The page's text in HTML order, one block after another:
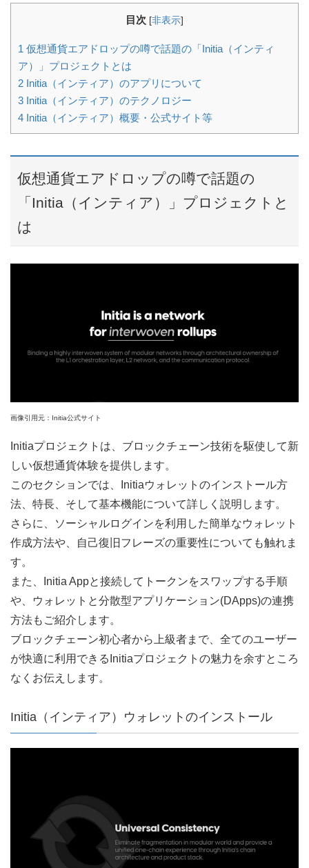
目次 [非表示]
1 仮想通貨エアドロップの噂で話題の「Initia（インティ
ア）」プロジェクトとは
2 Initia（インティア）のアプリについて
3 Initia（インティア）のテクノロジー
4 Initia（インティア）概要・公式サイト等
仮想通貨エアドロップの噂で話題の
「Initia（インティア）」プロジェクトと
は
画像引用元：Initia公式サイト
Initiaプロジェクトは、ブロックチェーン技術を駆使して新
しい仮想通貨体験を提供します。
このセクションでは、Initiaウォレットのインストール方
法、特長、そして基本機能について詳しく説明します。
さらに、ソーシャルログインを利用した簡単なウォレット
作成方法や、自己復旧フレーズの重要性についても触れま
す。
また、Initia Appと接続してトークンをスワップする手順
や、ウォレットと分散型アプリケーション(DApps)の連携
方法もご紹介します。
ブロックチェーン初心者から上級者まで、全てのユーザー
が快適に利用できるInitiaプロジェクトの魅力を余すところ
なくお伝えします。
Initia（インティア）ウォレットのインストール